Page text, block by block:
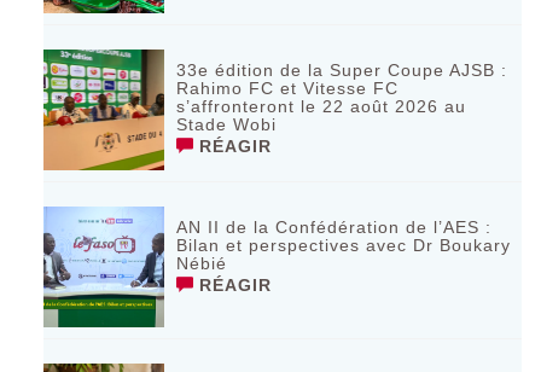
33e édition de la Super Coupe AJSB :
Rahimo FC et Vitesse FC
s’affronteront le 22 août 2026 au
Stade Wobi
RÉAGIR
AN II de la Confédération de l’AES :
Bilan et perspectives avec Dr Boukary
Nébié
RÉAGIR